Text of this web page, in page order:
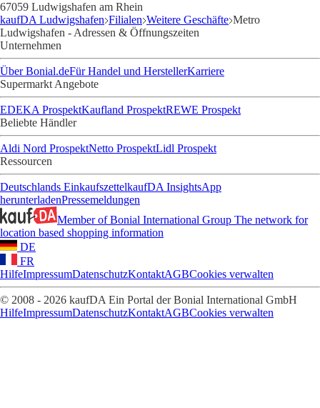
67059 Ludwigshafen am Rhein
kaufDA Ludwigshafen Filialen Weitere Geschäfte Metro
Ludwigshafen - Adressen & Öffnungszeiten
Unternehmen
Über Bonial.deFür Handel und HerstellerKarriere
Supermarkt Angebote
EDEKA ProspektKaufland ProspektREWE Prospekt
Beliebte Händler
Aldi Nord ProspektNetto ProspektLidl Prospekt
Ressourcen
Deutschlands EinkaufszettelkaufDA InsightsApp
herunterladenPressemeldungen
Member of Bonial International Group The network for
location based shopping information
DE
FR
HilfeImpressumDatenschutzKontaktAGBCookies verwalten
© 2008 - 2026 kaufDA Ein Portal der Bonial International GmbH
HilfeImpressumDatenschutzKontaktAGBCookies verwalten